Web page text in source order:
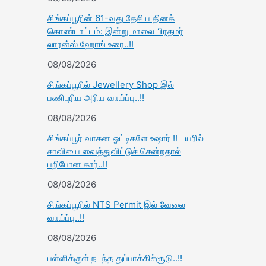
சிங்கப்பூரின் 61-வது தேசிய தினக்
கொண்டாட்டம்: இன்று மாலை பிரதமர்
லாரன்ஸ் ஹோங் உரை..!!
08/08/2026
சிங்கப்பூரில் Jewellery Shop இல்
பணிபுரிய அரிய வாய்ப்பு..!!
08/08/2026
சிங்கப்பூர் வாகன ஓட்டிகளே உஷார் !! டயரில்
சாவியை வைத்துவிட்டுச் சென்றதால்
பறிபோன கார்..!!
08/08/2026
சிங்கப்பூரில் NTS Permit இல் வேலை
வாய்ப்பு..!!
08/08/2026
பள்ளிக்குள் நடந்த துப்பாக்கிச்சூடு..!!